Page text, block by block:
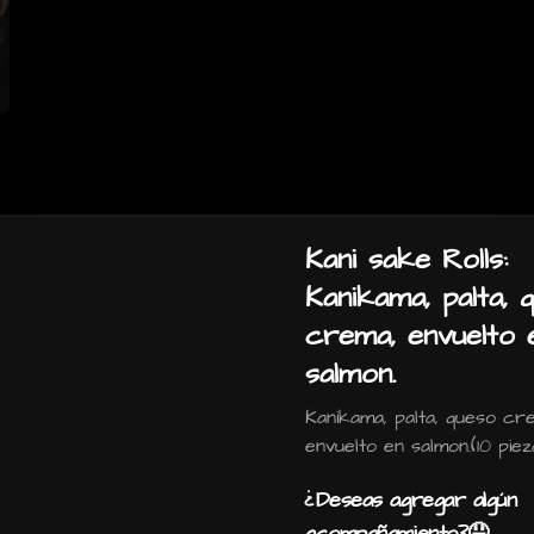
Kani sake Rolls:
Kanikama, palta,
crema, envuelto
salmon.
Kanikama, palta, queso
envuelto en salmon.(10
¿Deseas agregar algún